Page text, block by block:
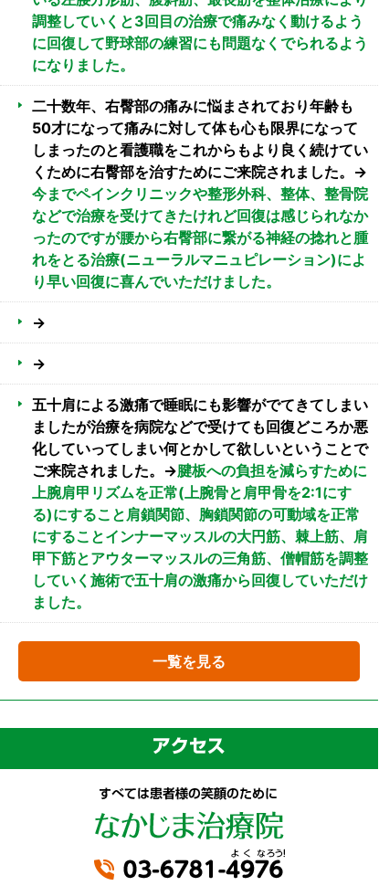
調整していくと3回目の治療で痛みなく動けるよう
に回復して野球部の練習にも問題なくでられるよう
になりました。
二十数年、右臀部の痛みに悩まされており年齢も
50才になって痛みに対して体も心も限界になって
しまったのと看護職をこれからもより良く続けてい
くために右臀部を治すためにご来院されました。→
今までペインクリニックや整形外科、整体、整骨院
などで治療を受けてきたけれど回復は感じられなか
ったのですが腰から右臀部に繋がる神経の捻れと腫
れをとる治療(ニューラルマニュピレーション)によ
り早い回復に喜んでいただけました。
→
→
五十肩による激痛で睡眠にも影響がでてきてしまい
ましたが治療を病院などで受けても回復どころか悪
化していってしまい何とかして欲しいということで
ご来院されました。→腱板への負担を減らすために
上腕肩甲リズムを正常(上腕骨と肩甲骨を2:1にす
る)にすること肩鎖関節、胸鎖関節の可動域を正常
にすることインナーマッスルの大円筋、棘上筋、肩
甲下筋とアウターマッスルの三角筋、僧帽筋を調整
していく施術で五十肩の激痛から回復していただけ
ました。
一覧を見る